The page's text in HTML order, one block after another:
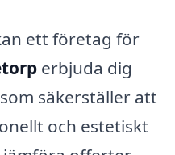
ett företag för
erbjuda dig
säkerställer att
och estetiskt